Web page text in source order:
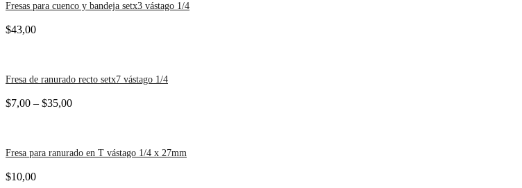
Fresas para cuenco y bandeja setx3 vástago 1/4
$43,00
Fresa de ranurado recto setx7 vástago 1/4
$7,00 – $35,00
Fresa para ranurado en T vástago 1/4 x 27mm
$10,00